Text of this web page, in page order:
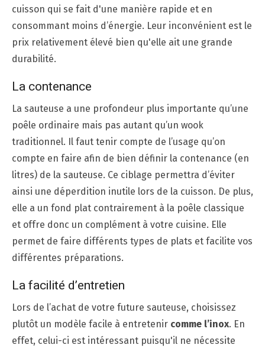
cuisson qui se fait d'une manière rapide et en
consommant moins d’énergie. Leur inconvénient est le
prix relativement élevé bien qu'elle ait une grande
durabilité.
La contenance
La sauteuse a une profondeur plus importante qu’une
poêle ordinaire mais pas autant qu’un wook
traditionnel. Il faut tenir compte de l’usage qu’on
compte en faire afin de bien définir la contenance (en
litres) de la sauteuse. Ce ciblage permettra d’éviter
ainsi une déperdition inutile lors de la cuisson. De plus,
elle a un fond plat contrairement à la poêle classique
et offre donc un complément à votre cuisine. Elle
permet de faire différents types de plats et facilite vos
différentes préparations.
La facilité d’entretien
Lors de l’achat de votre future sauteuse, choisissez
plutôt un modèle facile à entretenir comme l’inox. En
effet, celui-ci est intéressant puisqu'il ne nécessite